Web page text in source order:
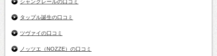
シャンクレールの口コミ
タップル誕生の口コミ
ツヴァイの口コミ
ノッツエ（NOZZE）の口コミ